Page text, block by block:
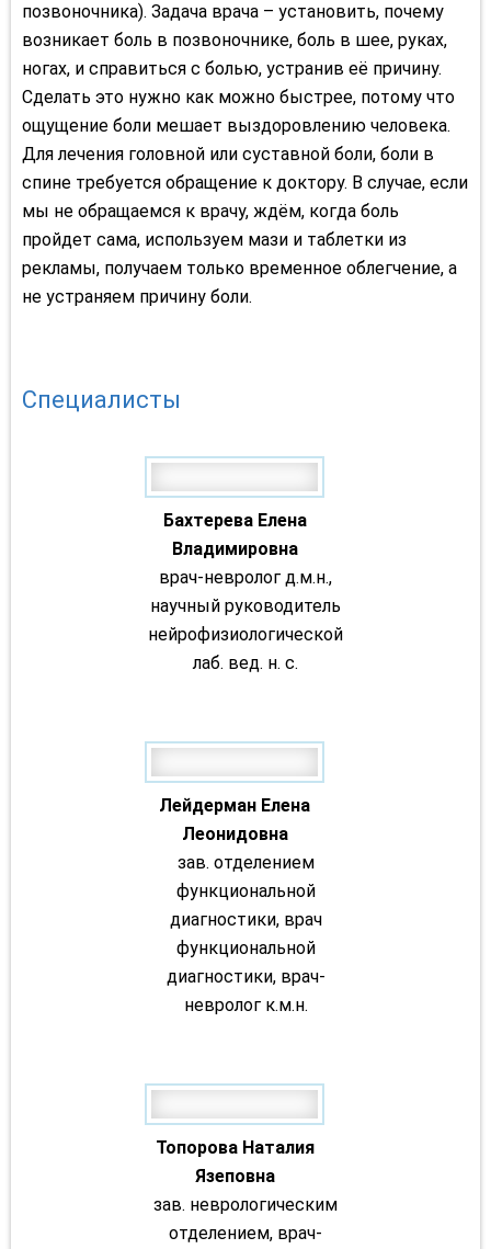
позвоночника). Задача врача – установить, почему
возникает боль в позвоночнике, боль в шее, руках,
ногах, и справиться с болью, устранив её причину.
Сделать это нужно как можно быстрее, потому что
ощущение боли мешает выздоровлению человека.
Для лечения головной или суставной боли, боли в
спине требуется обращение к доктору. В случае, если
мы не обращаемся к врачу, ждём, когда боль
пройдет сама, используем мази и таблетки из
рекламы, получаем только временное облегчение, а
не устраняем причину боли.
Специалисты
Бахтерева Елена
Владимировна
врач-невролог д.м.н.,
научный руководитель
нейрофизиологической
лаб. вед. н. с.
Лейдерман Елена
Леонидовна
зав. отделением
функциональной
диагностики, врач
функциональной
диагностики, врач-
невролог к.м.н.
Топорова Наталия
Язеповна
зав. неврологическим
отделением, врач-